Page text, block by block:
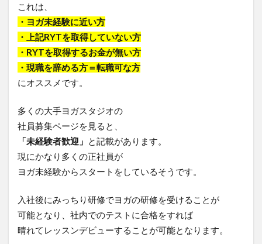
これは、
・ヨガ未経験に近い方
・上記RYTを取得していない方
・RYTを取得するお金が無い方
・現職を辞める方＝転職可な方
にオススメです。
多くの大手ヨガスタジオの
社員募集ページを見ると、
「未経験者歓迎」 と記載があります。
現にかなり多くの正社員が
ヨガ未経験からスタートをしているそうです。
入社後にみっちり研修でヨガの研修を受けることが
可能となり、社内でのテストに合格をすれば
晴れてレッスンデビューすることが可能となります。